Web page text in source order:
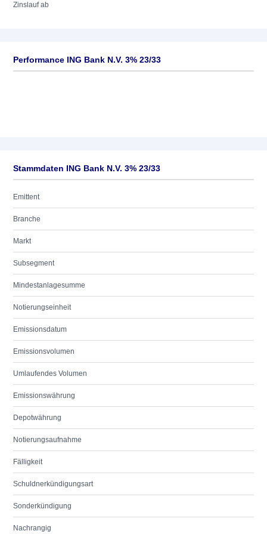
Zinslauf ab
Performance ING Bank N.V. 3% 23/33
Stammdaten ING Bank N.V. 3% 23/33
Emittent
Branche
Markt
Subsegment
Mindestanlagesumme
Notierungseinheit
Emissionsdatum
Emissionsvolumen
Umlaufendes Volumen
Emissionswährung
Depotwährung
Notierungsaufnahme
Fälligkeit
Schuldnerkündigungsart
Sonderkündigung
Nachrangig